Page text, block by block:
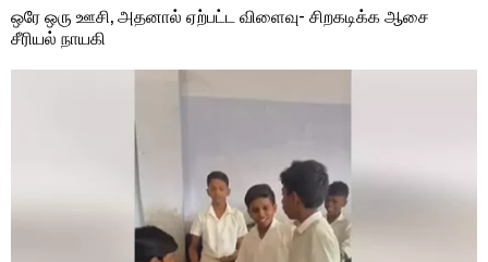
ஒரே ஒரு ஊசி, அதனால் ஏற்பட்ட விளைவு- சிறகடிக்க ஆசை
சீரியல் நாயகி